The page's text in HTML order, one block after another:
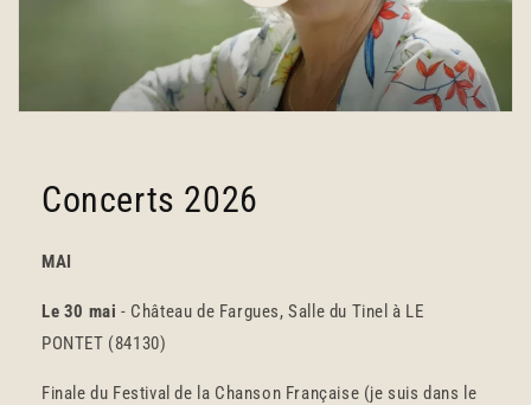
Concerts 2026
MAI
Le 30 mai - Château de Fargues, Salle du Tinel à LE
PONTET (84130)
Finale du Festival de la Chanson Française (je suis dans le